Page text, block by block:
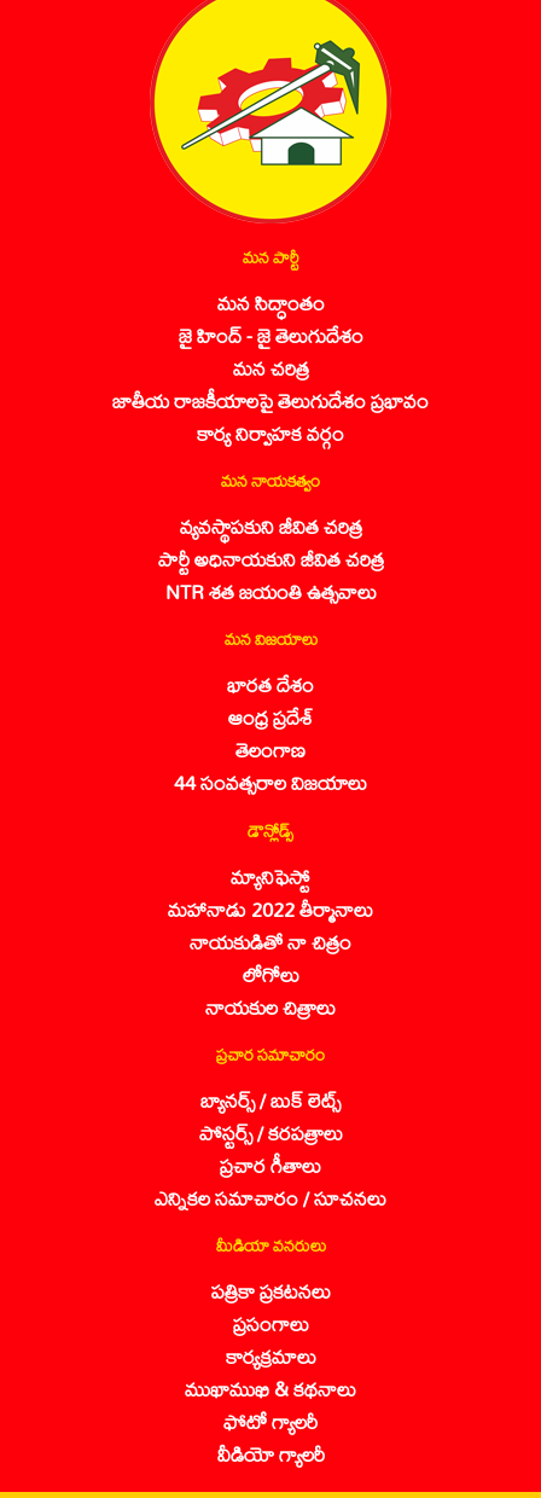
మన పార్టీ
మన సిద్ధాంతం
జై హింద్ - జై తెలుగుదేశం
మన చరిత్ర
జాతీయ రాజకీయాలపై తెలుగుదేశం ప్రభావం
కార్య నిర్వాహక వర్గం
మన నాయకత్వం
వ్యవస్థాపకుని జీవిత చరిత్ర
పార్టీ అధినాయకుని జీవిత చరిత్ర
NTR శత జయంతి ఉత్సవాలు
మన విజయాలు
భారత దేశం
ఆంధ్ర ప్రదేశ్
తెలంగాణ
44 సంవత్సరాల విజయాలు
డౌన్లోడ్స్
మ్యానిఫెస్టో
మహానాడు 2022 తీర్మానాలు
నాయకుడితో నా చిత్రం
లోగోలు
నాయకుల చిత్రాలు
ప్రచార సమాచారం
బ్యానర్స్ / బుక్ లెట్స్
పోస్టర్స్ / కరపత్రాలు
ప్రచార గీతాలు
ఎన్నికల సమాచారం / సూచనలు
మీడియా వనరులు
పత్రికా ప్రకటనలు
ప్రసంగాలు
కార్యక్రమాలు
ముఖాముఖి & కథనాలు
ఫోటో గ్యాలరీ
వీడియో గ్యాలరీ